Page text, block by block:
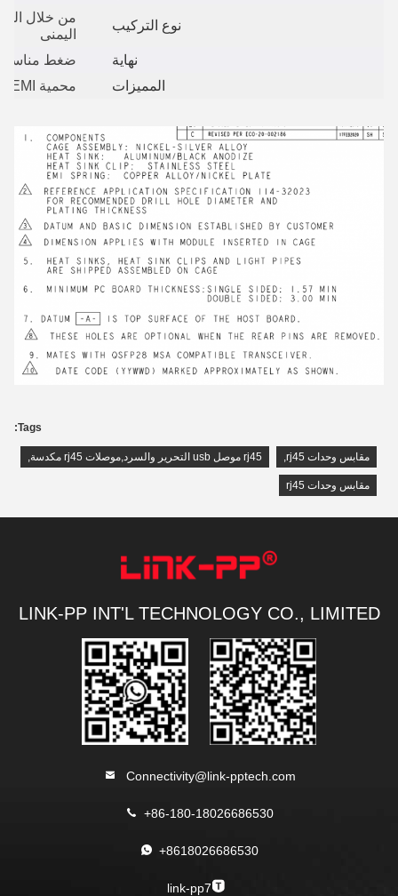
نوع التركيب
من خلال
اليمنى
نهاية
ضغط
المميزات
محمية EMI
Tags:
مقابس وحدات rj45 rj45 موصل usb التحرير والسرد,موصلات rj45 مكدسة
مقابس وحدات rj45
LINK-PP INT'L TECHNOLOGY CO., LIMITED
Connectivity@link-pptech.com
+86-180-18026686530
+8618026686530
link-pp7